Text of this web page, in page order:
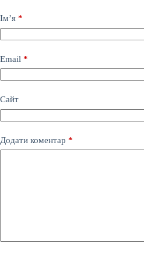
Ім’я *
Email *
Сайт
Додати коментар *